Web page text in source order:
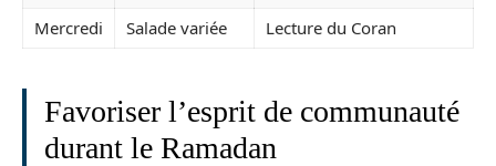
Mercredi
Salade variée Lecture du Coran
Favoriser l’esprit de communauté
durant le Ramadan